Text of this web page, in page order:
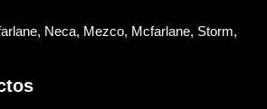
Neca, Mezco, Mcfarlane, Storm,